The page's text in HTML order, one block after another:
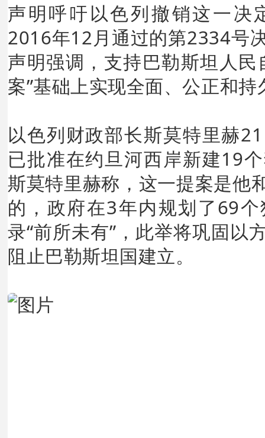
声明呼吁以色列撤销这一决
2016年12月通过的第2334号
声明强调，支持巴勒斯坦人
案”基础上实现全面、公正和持
以色列财政部长斯莫特里赫
已批准在约旦河西岸新建19
斯莫特里赫称，这一提案是他
的，政府在3年内规划了69
录“前所未有”，此举将巩固以
阻止巴勒斯坦国建立。